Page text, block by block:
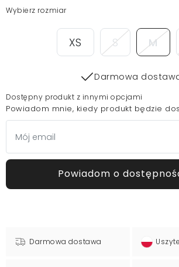
Wybierz rozmiar
XS S M
Darmowa
Dostępny produkt z innymi opcjami
Powiadom mnie, kiedy produkt będzie
Powiadom o
Darmowa dostawa